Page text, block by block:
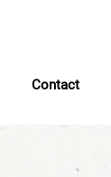
Contact